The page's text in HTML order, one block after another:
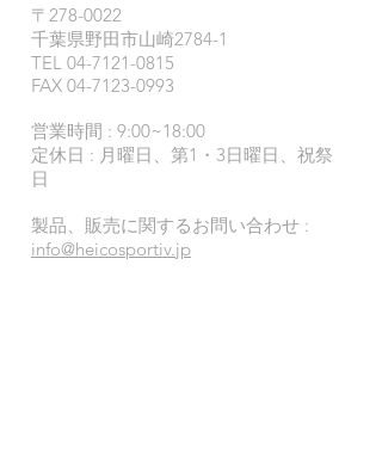
〒278-0022
千葉県野田市山崎2784-1
TEL 04-7121-0815
FAX 04-7123-0993
営業時間 : 9:00~18:00
定休日 : 月曜日、第1・3日曜日、祝祭
日
製品、販売に関するお問い合わせ :
info@heicosportiv.jp